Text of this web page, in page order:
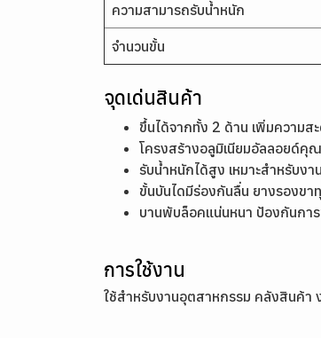
ความสามารถรับน้ำหนัก
จำนวนขั้น
จุดเด่นสินค้า
ขึ้นได้จากทั้ง 2 ด้าน เพิ่มความ
โครงสร้างอลูมิเนียมอัลลอยด์คุ
รับน้ำหนักได้สูง เหมาะสำหรับง
ขั้นบันไดมีร่องกันลื่น ยางรองข
บานพับล็อคแน่นหนา ป้องกันกา
การใช้งาน
ใช้สำหรับงานอุตสาหกรรม คลังสินค้า